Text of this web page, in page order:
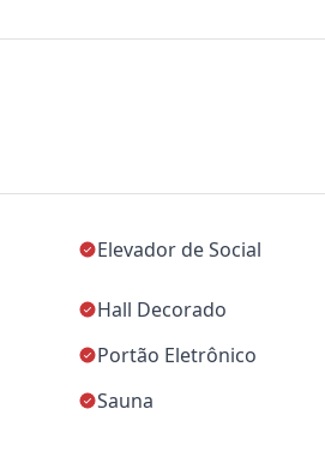
Elevador de Social
Hall Decorado
Portão Eletrônico
Sauna